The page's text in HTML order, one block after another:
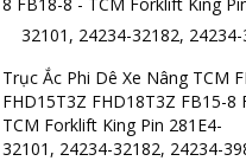
Trục Ắc Phi Dê Xe Nâng TCM
FHD15T3Z FHD18T3Z FB15-8
TCM Forklift King Pin 281E4-
32101, 24234-32182, 24234-